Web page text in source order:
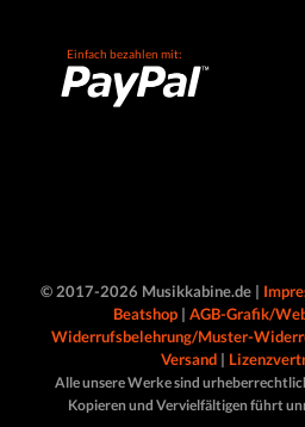
Einfach bezahlen mit:
© 2017-2026 Musikkabine.de |
Beatshop| AGB-Grafik/
Widerrufsbelehrung/Muster-
Versand|
Alle unsere Werke sind
Kopieren und Vervielfältigen führt